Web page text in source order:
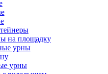
на площадку
урны
урны